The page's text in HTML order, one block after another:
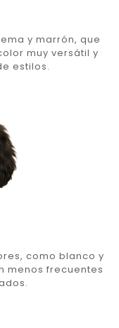
y marrón, que
muy versátil y
estilos.
como blanco y
menos frecuentes